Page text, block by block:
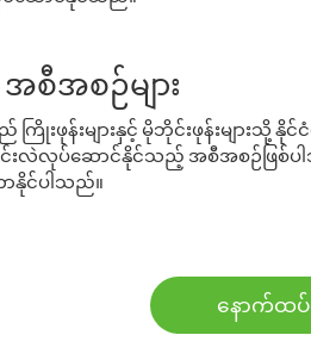
စီအစဉ်များ
ြိုးဖုန်းများနှင့် မိုဘိုင်းဖုန်းများသို့
းလဲလုပ်ဆောင်နိုင်သည့် အစီအစဉ်ဖြစ်ပ
ာနိုင်ပါသည်။
နောက်ထပ်